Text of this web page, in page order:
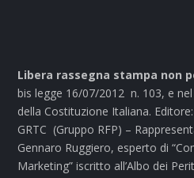
Libera rassegna stampa non
bis legge 16/07/2012 n. 103, e
della Costituzione Italiana.
GRTC (Gruppo RFP) –
Gennaro Ruggiero, esperto di
Marketing” iscritto all’Albo dei